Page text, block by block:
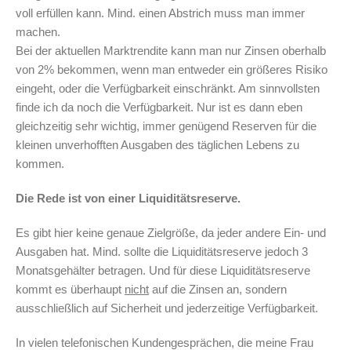
voll erfüllen kann. Mind. einen Abstrich muss man immer
machen.
Bei der aktuellen Marktrendite kann man nur Zinsen oberhalb
von 2% bekommen, wenn man entweder ein größeres Risiko
eingeht, oder die Verfügbarkeit einschränkt. Am sinnvollsten
finde ich da noch die Verfügbarkeit. Nur ist es dann eben
gleichzeitig sehr wichtig, immer genügend Reserven für die
kleinen unverhofften Ausgaben des täglichen Lebens zu
kommen.
Die Rede ist von einer Liquiditätsreserve.
Es gibt hier keine genaue Zielgröße, da jeder andere Ein- und
Ausgaben hat. Mind. sollte die Liquiditätsreserve jedoch 3
Monatsgehälter betragen. Und für diese Liquiditätsreserve
kommt es überhaupt nicht auf die Zinsen an, sondern
ausschließlich auf Sicherheit und jederzeitige Verfügbarkeit.
In vielen telefonischen Kundengesprächen, die meine Frau